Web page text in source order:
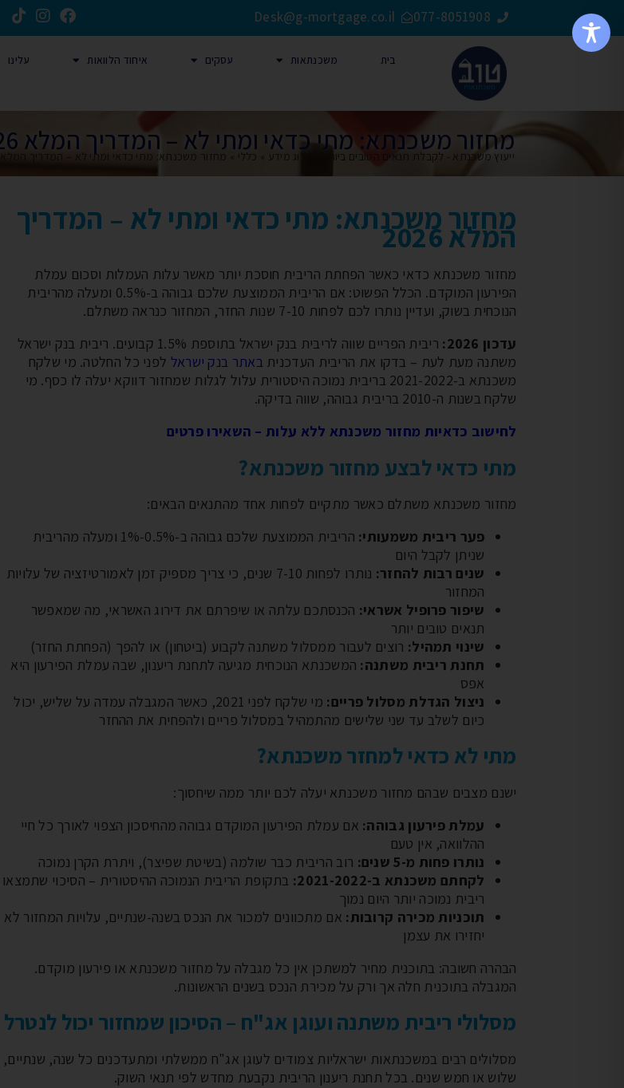
077-8051908
Desk@g-mortgage.co.il
בית משכנתאות עסקים איחוד הלוואות עלינו
מחזור משכנתא: מתי כדאי ומתי לא – המדריך המלא 2026
ייעוץ משכנתא - לקבלת תנאים הטובים ביותר בלוג מידע » כללי » מחזור משכנתא: מתי כדאי ומתי לא – המדריך המלא 2026
מחזור משכנתא: מתי כדאי ומתי לא – המדריך
המלא 2026
מחזור משכנתא כדאי כאשר הפחתת הריבית חוסכת יותר מאשר עלות העמלות וסכום עמלת
הפירעון המוקדם. הכלל הפשוט: אם הריבית הממוצעת שלכם גבוהה ב-0.5% ומעלה מהריבית
הנוכחית בשוק, ועדיין נותרו לכם לפחות 7-10 שנות החזר, המחזור כנראה משתלם.
עדכון 2026:
ריבית הפריים שווה לריבית בנק ישראל בתוספת 1.5% קבועים. ריבית בנק ישראל
משתנה מעת לעת – בדקו את הריבית העדכנית באתר בנק ישראל לפני כל החלטה. מי שלקח
משכנתא ב-2021-2022 בריבית נמוכה היסטורית עלול לגלות שמחזור דווקא יעלה לו כסף. מי
שלקח בשנות ה-2010 בריבית גבוהה, שווה בדיקה.
לחישוב כדאיות מחזור משכנתא ללא עלות – השאירו פרטים
מתי כדאי לבצע מחזור משכנתא?
מחזור משכנתא משתלם כאשר מתקיים לפחות אחד מהתנאים הבאים:
פער ריבית משמעותי:
הריבית הממוצעת שלכם גבוהה ב-0.5%-1% ומעלה מהריבית
שניתן לקבל היום
שנים רבות להחזר:
נותרו לפחות 7-10 שנים, כי צריך מספיק זמן לאמורטיזציה של עלויות
המחזור
שיפור פרופיל אשראי: הכנסתכם עלתה או שיפרתם את דירוג האשראי, מה שמאפשר
תנאים טובים יותר
שינוי תמהיל: רוצים לעבור ממסלול משתנה לקבוע (ביטחון) או להפך (הפחתת החזר)
תחנת ריבית משתנה: המשכנתא הנוכחית מגיעה לתחנת ריענון, שבה עמלת הפירעון היא
אפס
ניצול הגדלת מסלול פריים:
מי שלקח לפני 2021, כאשר המגבלה עמדה על שליש, יכול
כיום לשלב עד שני שלישים מהתמהיל במסלול פריים ולהפחית את ההחזר
מתי לא כדאי למחזר משכנתא?
ישנם מצבים שבהם מחזור משכנתא יעלה לכם יותר ממה שיחסוך:
עמלת פירעון גבוהה: אם עמלת הפירעון המוקדם גבוהה מהחיסכון הצפוי לאורך כל חיי
ההלוואה, אין טעם
נותרו פחות מ-5 שנים:
רוב הריבית כבר שולמה (בשיטת שפיצר), ויתרת הקרן נמוכה
לקחתם משכנתא ב-2021-2022:
בתקופת הריבית הנמוכה ההיסטורית – הסיכוי שתמצאו
ריבית נמוכה יותר היום נמוך
תוכניות מכירה קרובות: אם מתכוונים למכור את הנכס בשנה-שנתיים, עלויות המחזור לא
יחזירו את עצמן
הבהרה חשובה: בתוכנית מחיר למשתכן אין כל מגבלה על מחזור משכנתא או פירעון מוקדם.
המגבלה בתוכנית חלה אך ורק על מכירת הנכס בשנים הראשונות.
מסלולי ריבית משתנה ועוגן אג"ח – הסיכון שמחזור יכול לנטרל
מסלולים רבים במשכנתאות ישראליות צמודים לעוגן אג"ח ממשלתי ומתעדכנים כל שנה, שנתיים,
שלוש או חמש שנים. בכל תחנת ריענון הריבית נקבעת מחדש לפי תנאי השוק.